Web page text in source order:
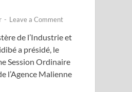
- Leave a Comment
de l’Industrie et
a présidé, le
Session Ordinaire
l’Agence Malienne